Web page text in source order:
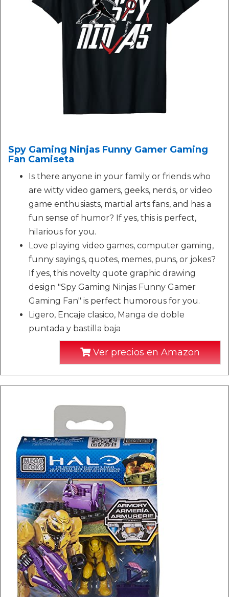
Spy Gaming Ninjas Funny Gamer Gaming
Fan Camiseta
Is there anyone in your family or friends who
are witty video gamers, geeks, nerds, or video
game enthusiasts, martial arts fans, and has a
fun sense of humor? If yes, this is perfect,
hilarious for you.
Love playing video games, computer gaming,
funny sayings, quotes, memes, puns, or jokes?
If yes, this novelty quote graphic drawing
design "Spy Gaming Ninjas Funny Gamer
Gaming Fan" is perfect humorous for you.
Ligero, Encaje clasico, Manga de doble
puntada y bastilla baja
Ver precios en Amazon